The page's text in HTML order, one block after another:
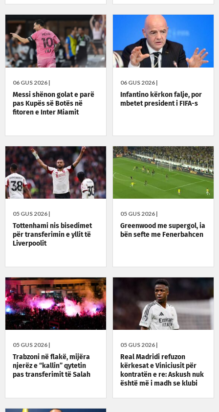
06 GUS 2026 |
Messi shënon golat e parë
pas Kupës së Botës në
fitoren e Inter Miamit
06 GUS 2026 |
Infantino kërkon falje, por
mbetet president i FIFA-s
05 GUS 2026 |
Tottenhami nis bisedimet
për transferimin e yllit të
Liverpoolit
05 GUS 2026 |
Greenwood me supergol, ia
bën sefte me Fenerbahcen
05 GUS 2026 |
Trabzoni në flakë, mijëra
njerëz e “kallin” qytetin
pas transferimit të Salah
05 GUS 2026 |
Real Madridi refuzon
kërkesat e Viniciusit për
kontratën e re: Askush nuk
është më i madh se klubi